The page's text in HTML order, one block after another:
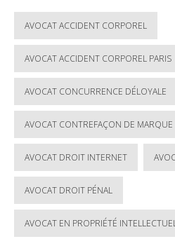
AVOCAT ACCIDENT CORPOREL
AVOCAT ACCIDENT CORPOREL PARIS
AVOCAT CONCURRENCE DÉLOYALE
AVOCAT CONTREFAÇON DE MARQUE
AVOCAT DROIT INTERNET
AVOCAT DROIT PÉNAL
AVOCAT EN PROPRIÉTÉ